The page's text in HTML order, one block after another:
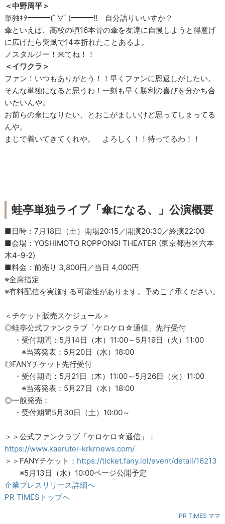
＜中野周平＞
単独ｷﾀ━━━(ﾟ∀ﾟ)━━━!! 自分語りいいすか？
傘といえば、高校の頃16本骨の傘を友達に自慢しようと得意げ
に広げたら突風で14本折れたことあるよ。
ノスタルジー！来てね！！
＜イワクラ＞
ファン！いつもありがとう！！早くファンに恩返しがしたい。
そんな単独になると思うわ！一刻も早く勝利の喜びを分かち合
いたいんや。
お前らの傘になりたい、とおこがましいけど思ってしまってる
んや。
まじで着いてきてくれや。 よろしく！！待ってるわ！！
蛙亭単独ライブ「傘になる、」公演概要
■日時：7月18日（土）開場20:15／開演20:30／終演22:00
■会場：YOSHIMOTO ROPPONGI THEATER (東京都港区六本
木4-9-2)
■料金：前売り 3,800円／当日 4,000円
※全席指定
※有料配信を実施する可能性があります。予めご了承ください。
＜チケット販売スケジュール＞
◎蛙亭公式ファンクラブ「ケロケロ☆通信」先行受付
・受付期間：5月14日（木）11:00～5月19日（火）11:00
※当落発表：5月20日（水）18:00
◎FANYチケット先行受付
・受付期間：5月21日（木）11:00～5月26日（火）11:00
※当落発表：5月27日（水）18:00
◎一般発売：
・受付期間5月30日（土）10:00～
＞＞公式ファンクラブ「ケロケロ☆通信」：
https://www.kaerutei-krkrnews.com/
＞＞FANYチケット： https://ticket.fany.lol/event/detail/16213
※5月13日（水）10:00ページ公開予定
企業プレスリリース詳細へ
PR TIMESトップへ
PR TIMES ママ